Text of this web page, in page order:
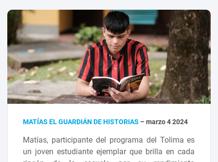
MATÍAS EL GUARDIÁN DE HISTORIAS – marzo 4 2024
Matías, participante del programa del Tolima es
un joven estudiante ejemplar que brilla en cada